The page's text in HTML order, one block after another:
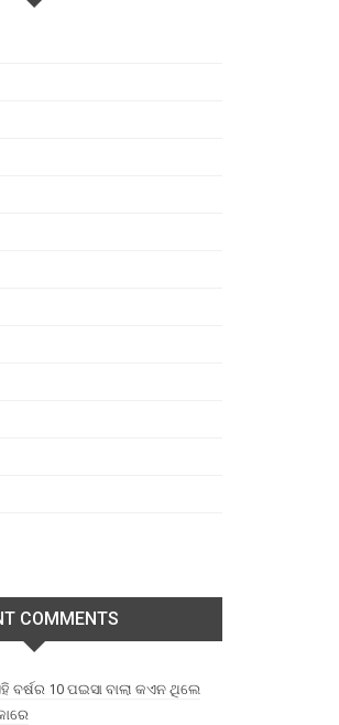
COMMENTS
ବର୍ଷର 10 ପଇସା ବାଲା କଏନ ଥିଲେ